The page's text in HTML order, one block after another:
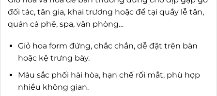
đối tác, tân gia, khai trương hoặc để tại quầy lễ tân,
quán cà phê, spa, văn phòng…
Giỏ hoa form đứng, chắc chắn, dễ đặt trên bàn
hoặc kệ trưng bày.
Màu sắc phối hài hòa, hạn chế rối mắt, phù hợp
nhiều không gian.